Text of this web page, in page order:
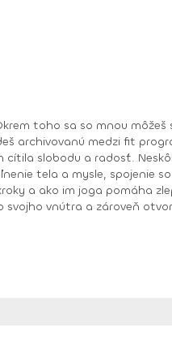
joga pomáha zlepšiť kvalitu
vnútra a zároveň